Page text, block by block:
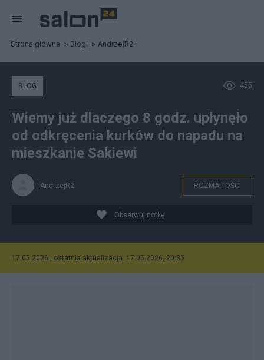
Strona główna Blogi AndrzejR2
455
BLOG
Wiemy już dlaczego 8 godz. upłynęło
od odkręcenia kurków do napadu na
mieszkanie Sakiewi
AndrzejR2 ROZMAITOŚCI
Obserwuj notkę
17.05.2026 , ostatnia aktualizacja: 17.05.2026, 20:35